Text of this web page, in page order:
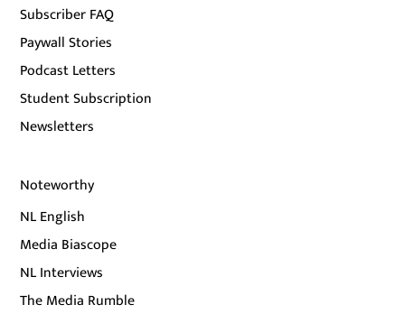
Subscriber FAQ
Paywall Stories
Podcast Letters
Student Subscription
Newsletters
Noteworthy
NL English
Media Biascope
NL Interviews
The Media Rumble